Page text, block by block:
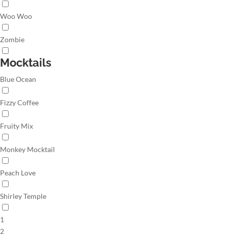
Woo Woo
Zombie
Mocktails
Blue Ocean
Fizzy Coffee
Fruity Mix
Monkey Mocktail
Peach Love
Shirley Temple
1
2